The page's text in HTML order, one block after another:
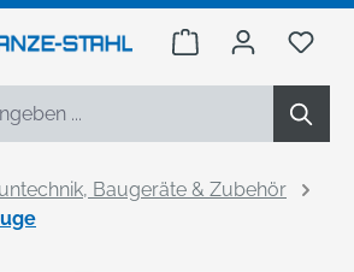
Warenkorb Du
Baugeräte & Zubehör